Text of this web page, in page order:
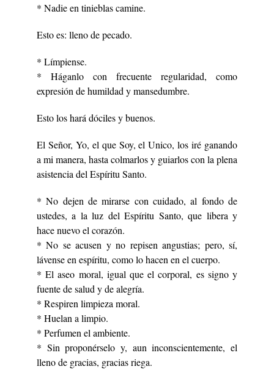
* Nadie en tinieblas camine.
Esto es: lleno de pecado.
* Límpiense.
* Háganlo con frecuente regularidad, como
expresión de humildad y mansedumbre.
Esto los hará dóciles y buenos.
El Señor, Yo, el que Soy, el Unico, los iré ganando
a mi manera, hasta colmarlos y guiarlos con la plena
asistencia del Espíritu Santo.
* No dejen de mirarse con cuidado, al fondo de
ustedes, a la luz del Espíritu Santo, que libera y
hace nuevo el corazón.
* No se acusen y no repisen angustias; pero, sí,
lávense en espíritu, como lo hacen en el cuerpo.
* El aseo moral, igual que el corporal, es signo y
fuente de salud y de alegría.
* Respiren limpieza moral.
* Huelan a limpio.
* Perfumen el ambiente.
* Sin proponérselo y, aun inconscientemente, el
lleno de gracias, gracias riega.